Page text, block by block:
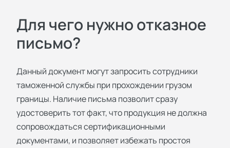
Для чего нужно отказное
письмо?
Данный документ могут запросить сотрудники
таможенной службы при прохождении грузом
границы. Наличие письма позволит сразу
удостоверить тот факт, что продукция не должна
сопровождаться сертификационными
документами, и позволяет избежать простоя